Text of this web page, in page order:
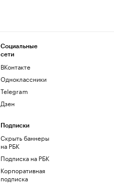
Социальные
сети
ВКонтакте
Одноклассники
Telegram
Дзен
Подписки
Скрыть баннеры
на РБК
Подписка на РБК
Корпоративная
подписка